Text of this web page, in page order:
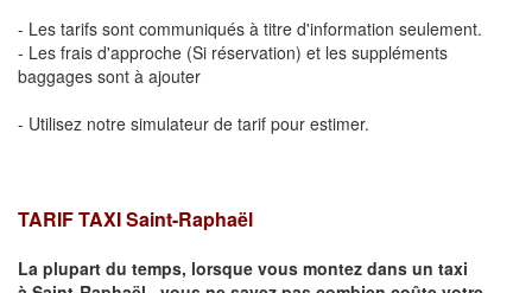
- Les tarifs sont communiqués à titre d'information seulement.
- Les frais d'approche (Si réservation) et les suppléments
baggages sont à ajouter
- Utilisez notre simulateur de tarif pour estimer.
TARIF TAXI Saint-Raphaël
La plupart du temps, lorsque vous montez dans un taxi